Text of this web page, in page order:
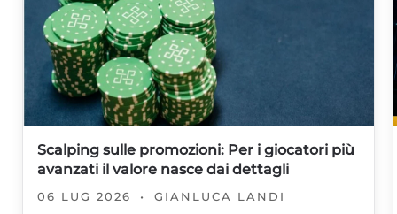
Scalping sulle promozioni: Per i giocatori più
avanzati il valore nasce dai dettagli
06 LUG 2026 • GIANLUCA LANDI